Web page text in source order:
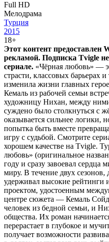
Full HD
Мелодрама
Турция
2015
18+
Этот контент предоставлен
рекламой. Подписка Tvigle
сериале. «Чёрная любовь» —
страсти, классовых барьерах и
изменила жизни главных
Кемаль из рабочей семьи
художницу Нихан, между ними
суждено было столкнуться с
оказывается сильнее логики,
попытка быть вместе
игру с судьбой. Смотрите
хорошем качестве на Tvigle.
любовь» (оригинальное
году и сразу завоевал сердца
миру. В течение двух сезонов,
удерживал высокие рейтинги
проектом, удостоенным
центре сюжета — Кемаль
человек из бедной семьи, и
общества. Их роман
перерастает в глубокое и
получает возможности